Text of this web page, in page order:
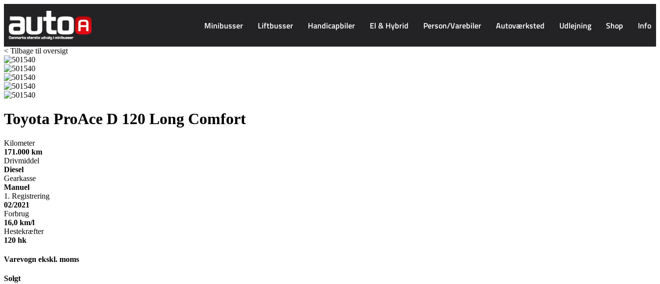
Minibusser Liftbusser Handicapbiler El & Hybrid Person/Varebiler Autoværksted Udlejning Shop Info
< Tilbage til oversigt
Toyota ProAce D 120 Long Comfort
Kilometer
171.000 km
Drivmiddel
Diesel
Gearkasse
Manuel
1. Registrering
02/2021
Forbrug
16,0 km/l
Hestekræfter
120 hk
Varevogn ekskl. moms
Solgt